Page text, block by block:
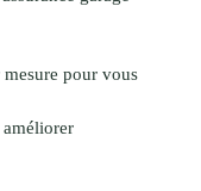
pour vous